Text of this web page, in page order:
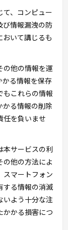
て、コンピュー
び情報漏洩の防
いて講じるも
の他の情報を運
かる情報を保存
もこれらの情報
かる情報の削除
任を負いませ
本サービスの利
の他の方法によ
スマートフォン
する情報の消滅
いよう十分な注
かかる損害につ